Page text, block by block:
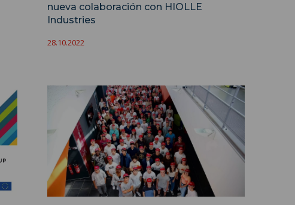
nueva colaboración con HIOLLE
Industries
28.10.2022